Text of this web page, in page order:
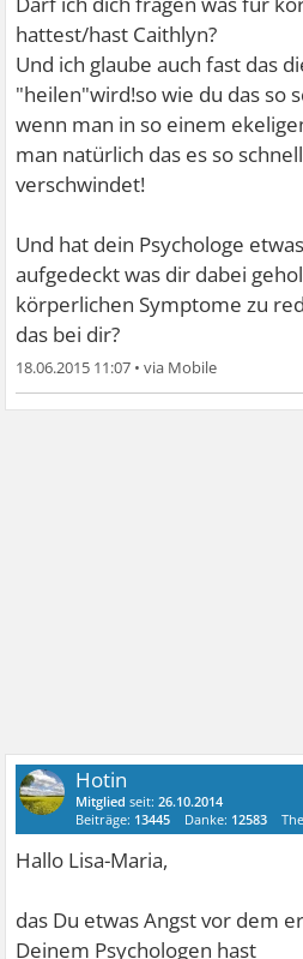
hattest/hast Caithlyn?
Und ich glaube auch fast das
"heilen"wird!so wie du das so
wenn man in so einem
man natürlich das es so
verschwindet!
Und hat dein Psychologe
aufgedeckt was dir dabei
körperlichen Symptome zu
das bei dir?
18.06.2015 11:07 •
Hotin
Mitglied seit:26.10.2014
Beiträge: 13445 Danke: 12583
Hallo Lisa-Maria,
das Du etwas Angst vor dem
Deinem Psychologen hast